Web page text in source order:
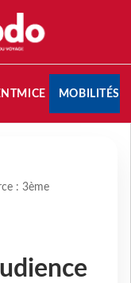
MICE MOBILITÉS
: 3ème